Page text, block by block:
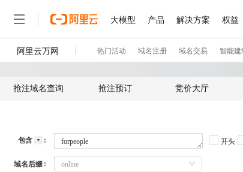
抢注域名查询 抢注预订 竞价大厅
包含 开头
域名后缀 online